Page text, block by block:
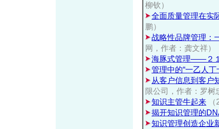
柳钦）
全面质量管理在实
鹏）
战略性品牌管理：
网，作者：龚文祥）
海豚式管理——２
管理中的“一乙人丁
从客户信息到客户
限公司，作者：罗树
知识主管牛起来
揭开知识管理的
知识管理创造企业